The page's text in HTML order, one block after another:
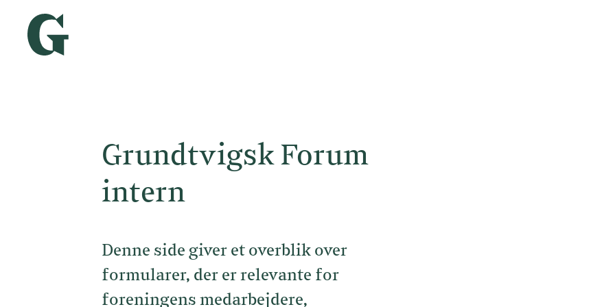
Grundtvigsk Forum
intern
Denne side giver et overblik over
formularer, der er relevante for
foreningens medarbejdere,